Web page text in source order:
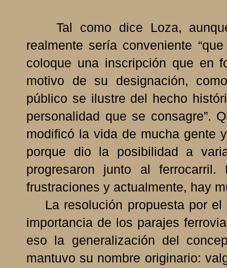
Tal como dice Loza,
realmente sería conveniente
coloque una inscripción que en
motivo de su designación,
público se ilustre del hecho
personalidad que se consagre”.
modificó la vida de mucha gente
porque dio la posibilidad a
progresaron junto al
frustraciones y actualmente, hay
La resolución propuesta por el
importancia de los parajes
eso la generalización del
mantuvo su nombre originario: